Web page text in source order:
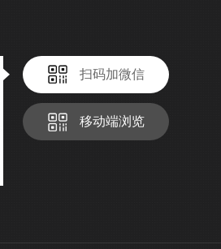
扫码加微信
移动端浏览